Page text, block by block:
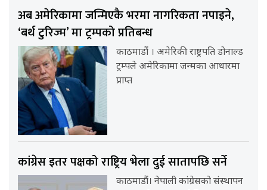
अब अमेरिकामा जन्मिएकै भरमा नागरिकता नपाइने,
‘बर्थ टुरिज्म’ मा ट्रम्पको प्रतिबन्ध
काठमाडौं । अमेरिकी राष्ट्रपति डोनाल्ड
ट्रम्पले अमेरिकामा जन्मका आधारमा
प्राप्त
कांग्रेस इतर पक्षको राष्ट्रिय भेला दुई सातापछि सर्ने
काठमाडौं। नेपाली कांग्रेसको संस्थापन